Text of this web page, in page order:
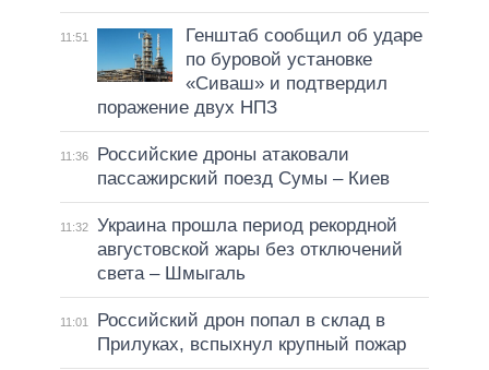
11:51
Генштаб сообщил об ударе
по буровой установке
«Сиваш» и подтвердил
поражение двух НПЗ
11:36
Российские дроны атаковали
пассажирский поезд Сумы – Киев
11:32
Украина прошла период рекордной
августовской жары без отключений
света – Шмыгаль
11:01
Российский дрон попал в склад в
Прилуках, вспыхнул крупный пожар